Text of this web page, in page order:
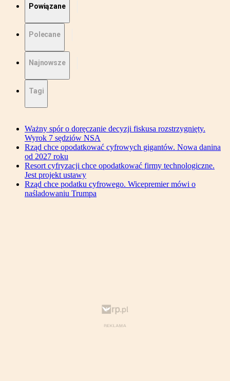
Powiązane
Polecane
Najnowsze
Tagi
Ważny spór o doręczanie decyzji fiskusa rozstrzygnięty.
Wyrok 7 sędziów NSA
Rząd chce opodatkować cyfrowych gigantów. Nowa danina
od 2027 roku
Resort cyfryzacji chce opodatkować firmy technologiczne.
Jest projekt ustawy
Rząd chce podatku cyfrowego. Wicepremier mówi o
naśladowaniu Trumpa